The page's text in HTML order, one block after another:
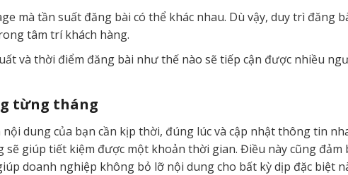
mà tần suất đăng bài có thể khác nhau. Dù vậy, duy trì đăng
tâm trí khách hàng.
và thời điểm đăng bài như thế nào sẽ tiếp cận được nhiều
từng tháng
dung của bạn cần kịp thời, đúng lúc và cập nhật thông tin
giúp tiết kiệm được một khoản thời gian. Điều này cũng đảm
doanh nghiệp không bỏ lỡ nội dung cho bất kỳ dịp đặc biệt